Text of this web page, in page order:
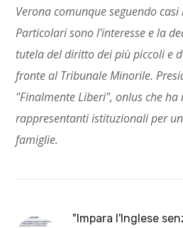
Verona comunque seguendo
Particolari sono l'interesse e la
tutela del diritto dei più piccoli e
fronte al Tribunale Minorile.
"Finalmente Liberi", onlus che
rappresentanti istituzionali per
famiglie.
"Impara l'Inglese